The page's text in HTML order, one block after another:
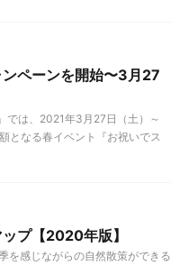
ペーンを開始〜3月27
では、2021年3月27日（土）～
となる春イベント『お祝いでス
プ【2020年版】
を感じながらの自然散策ができる